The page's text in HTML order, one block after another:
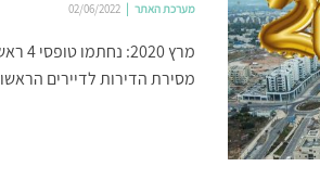
מערכת האתר 02/06/2022
מרץ
מסירת הדירות לדיירים